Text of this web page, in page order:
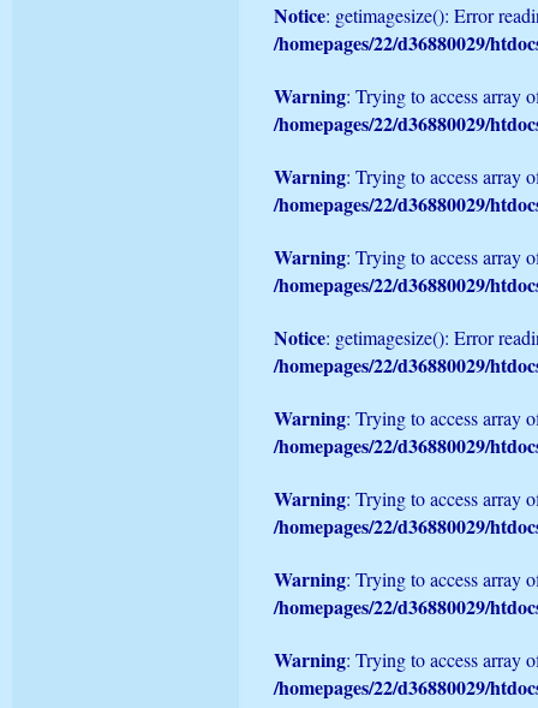
Notice: getimagesize(): Error
/homepages/22/d36880029/
Warning: Trying to access array
/homepages/22/d36880029/
Warning: Trying to access array
/homepages/22/d36880029/
Warning: Trying to access array
/homepages/22/d36880029/
Notice: getimagesize(): Error
/homepages/22/d36880029/
Warning: Trying to access array
/homepages/22/d36880029/
Warning: Trying to access array
/homepages/22/d36880029/
Warning: Trying to access array
/homepages/22/d36880029/
Warning: Trying to access array
/homepages/22/d36880029/